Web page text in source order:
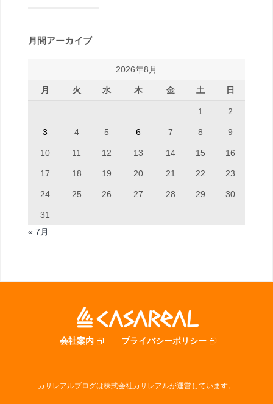
月間アーカイブ
2026年8月
月 火 水 木 金 土 日
1 2
3 4 5 6 7 8 9
10 11 12 13 14 15 16
17 18 19 20 21 22 23
24 25 26 27 28 29 30
31
« 7月
会社案内 プライバシーポリシー
カサレアルブログは株式会社カサレアルが運営しています。